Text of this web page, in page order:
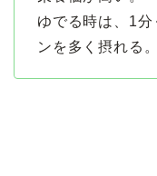
ゆでる時は、1分
ンを多く摂れる。